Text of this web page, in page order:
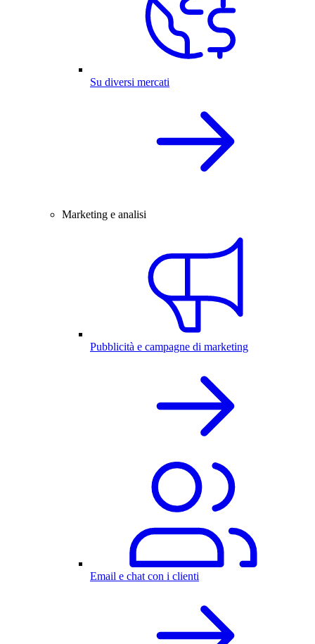
Su diversi mercati
Marketing e analisi
Pubblicità e campagne di marketing
Email e chat con i clienti